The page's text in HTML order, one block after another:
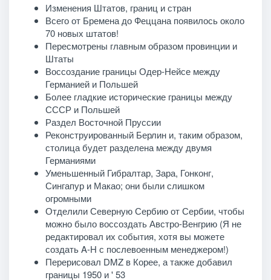
Изменения Штатов, границ и стран
Всего от Бремена до Феццана появилось около
70 новых штатов!
Пересмотрены главным образом провинции и
Штаты
Воссоздание границы Одер-Нейсе между
Германией и Польшей
Более гладкие исторические границы между
СССР и Польшей
Раздел Восточной Пруссии
Реконструированный Берлин и, таким образом,
столица будет разделена между двумя
Германиями
Уменьшенный Гибралтар, Зара, Гонконг,
Сингапур и Макао; они были слишком
огромными
Отделили Северную Сербию от Сербии, чтобы
можно было воссоздать Австро-Венгрию (Я не
редактировал их события, хотя вы можете
создать A-H с послевоенным менеджером!)
Перерисовал DMZ в Корее, а также добавил
границы 1950 и ' 53